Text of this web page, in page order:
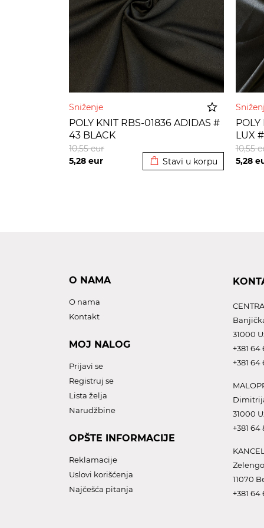
Sniženje
POLY KNIT RBS-01836 ADIDAS #
43 BLACK
5,28 eur
10,55eur
Stavi u korpu
POLY
LUX
5,28
10,55
O NAMA
O nama
Kontakt
MOJ NALOG
Prijavi se
Registruj se
Lista želja
Narudžbine
OPŠTE INFORMACIJE
Reklamacije
Uslovi korišćenja
Najčešća pitanja
31000
+381 64
+381 64
31000
+381 64
11070
+381 64